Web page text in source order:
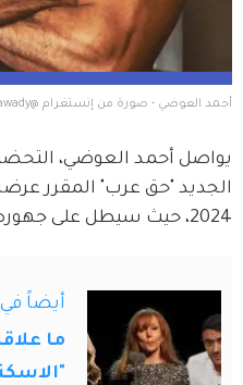
أحمد العوضي - صورة من إنستغرام @ahmed.elawady
يواصل أحمد العوضي،
الجديد "حق عرب" المقرر
2024، حيث سيطل على جهوره بشخصية شعبية مختلفة.
أيضاً في ET بالعربي
ما